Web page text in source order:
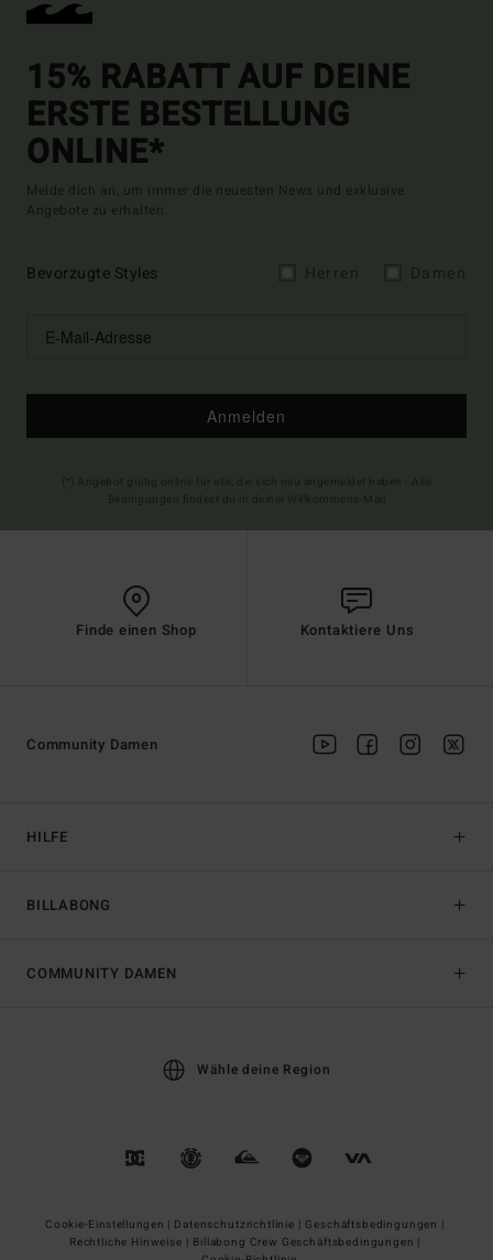
15% RABATT AUF DEINE
ERSTE BESTELLUNG
ONLINE*
Melde dich an, um immer die neuesten News und exklusive
Angebote zu erhalten.
Bevorzugte Styles
Anmelden
Finde einen Shop Kontaktiere Uns
HILFE
BILLABONG
Community Damen
COMMUNITY DAMEN
Wähle deine Region
Cookie-Einstellungen | Datenschutzrichtlinie | Geschäftsbedingungen |
Rechtliche Hinweise | Billabong Crew Geschäftsbedingungen |